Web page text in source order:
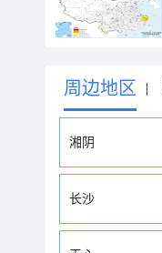
周边地区 |
湘阴
长沙